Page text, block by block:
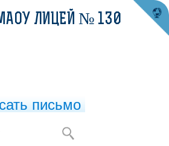
ЛИЦЕЙ № 130
письмо